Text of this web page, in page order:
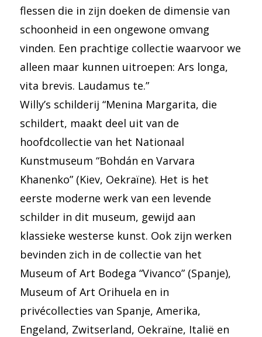
flessen die in zijn doeken de dimensie van
schoonheid in een ongewone omvang
vinden. Een prachtige collectie waarvoor we
alleen maar kunnen uitroepen: Ars longa,
vita brevis. Laudamus te.”
Willy’s schilderij “Menina Margarita, die
schildert, maakt deel uit van de
hoofdcollectie van het Nationaal
Kunstmuseum “Bohdán en Varvara
Khanenko” (Kiev, Oekraïne). Het is het
eerste moderne werk van een levende
schilder in dit museum, gewijd aan
klassieke westerse kunst. Ook zijn werken
bevinden zich in de collectie van het
Museum of Art Bodega “Vivanco” (Spanje),
Museum of Art Orihuela en in
privécollecties van Spanje, Amerika,
Engeland, Zwitserland, Oekraïne, Italië en